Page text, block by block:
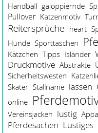
Handball galoppiernde
Pullover Katzenmotiv
Reitersprüche heart
Hunde Sporttaschen
Kätzchen Tipps Isländer
Druckmotive Abstrakte
Sicherheitswesten
Skater Stallname lassen
online
Vereinsjacken lustig
Pferdesachen Lustiges